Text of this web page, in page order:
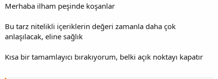
Merhaba ilham peşinde koşanlar
Bu tarz nitelikli içeriklerin değeri zamanla daha çok
anlaşılacak, eline sağlık
Kısa bir tamamlayıcı bırakıyorum, belki açık noktayı kapatır